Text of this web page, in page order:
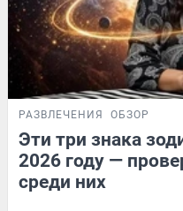
РАЗВЛЕЧЕНИЯ ОБЗОР
Эти три знака
2026 году —
среди них